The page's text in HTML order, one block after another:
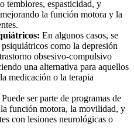
temblores, espasticidad, y
la función motora y la
En algunos casos, se
como la depresión
obsesivo-compulsivo
una alternativa para aquellos
medicación o la terapia
Puede ser parte de programas de
función motora, la movilidad, y
con lesiones neurológicas o